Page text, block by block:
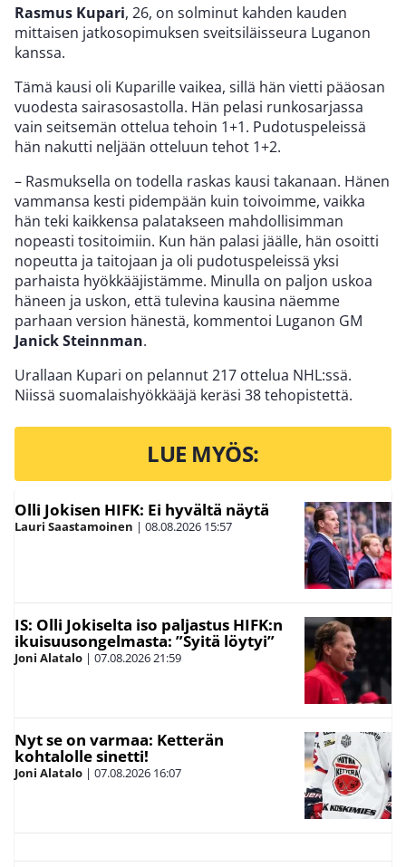
Rasmus Kupari, 26, on solminut kahden kauden
mittaisen jatkosopimuksen sveitsiläisseura Luganon
kanssa.
Tämä kausi oli Kuparille vaikea, sillä hän vietti pääosan
vuodesta sairasosastolla. Hän pelasi runkosarjassa
vain seitsemän ottelua tehoin 1+1. Pudotuspeleissä
hän nakutti neljään otteluun tehot 1+2.
– Rasmuksella on todella raskas kausi takanaan. Hänen
vammansa kesti pidempään kuin toivoimme, vaikka
hän teki kaikkensa palatakseen mahdollisimman
nopeasti tositoimiin. Kun hän palasi jäälle, hän osoitti
nopeutta ja taitojaan ja oli pudotuspeleissä yksi
parhaista hyökkääjistämme. Minulla on paljon uskoa
häneen ja uskon, että tulevina kausina näemme
parhaan version hänestä, kommentoi Luganon GM
Janick Steinnman.
Urallaan Kupari on pelannut 217 ottelua NHL:ssä.
Niissä suomalaishyökkääjä keräsi 38 tehopistettä.
LUE MYÖS:
Olli Jokisen HIFK: Ei hyvältä näytä
Lauri Saastamoinen | 08.08.2026 15:57
IS: Olli Jokiselta iso paljastus HIFK:n
ikuisuusongelmasta: ”Syitä löytyi”
Joni Alatalo | 07.08.202621:59
Nyt se on varmaa: Ketterän
kohtalolle sinetti!
Joni Alatalo | 07.08.2026 16:07